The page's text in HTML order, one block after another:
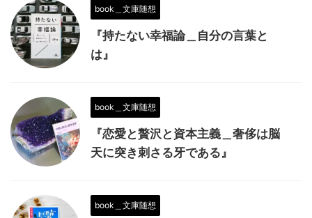
book＿文庫随想
『持たない幸福論＿自分の言葉と
は』
book＿文庫随想
『恋愛と贅沢と資本主義＿奢侈は脳
天に突き刺さる牙である』
book＿文庫随想